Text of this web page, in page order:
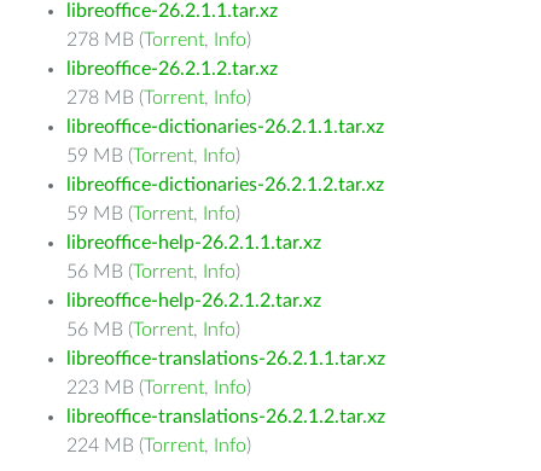
libreoffice-26.2.1.1.tar.xz
278 MB (Torrent, Info)
libreoffice-26.2.1.2.tar.xz
278 MB (Torrent, Info)
libreoffice-dictionaries-26.2.1.1.tar.xz
59 MB (Torrent, Info)
libreoffice-dictionaries-26.2.1.2.tar.xz
59 MB (Torrent, Info)
libreoffice-help-26.2.1.1.tar.xz
56 MB (Torrent, Info)
libreoffice-help-26.2.1.2.tar.xz
56 MB (Torrent, Info)
libreoffice-translations-26.2.1.1.tar.xz
223 MB (Torrent, Info)
libreoffice-translations-26.2.1.2.tar.xz
224 MB (Torrent, Info)